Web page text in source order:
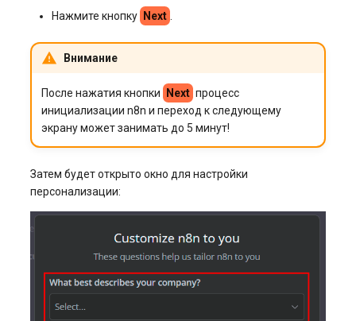
Нажмите кнопку
Next
Внимание
После нажатия кнопки Next процесс
инициализации n8n и переход к следующему
экрану может занимать до 5 минут!
Затем будет открыто окно для настройки
персонализации: